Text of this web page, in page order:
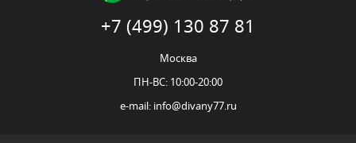
+7 (499) 130 87 81
Москва
ПН-ВС: 10:00-20:00
e-mail: info@divany77.ru